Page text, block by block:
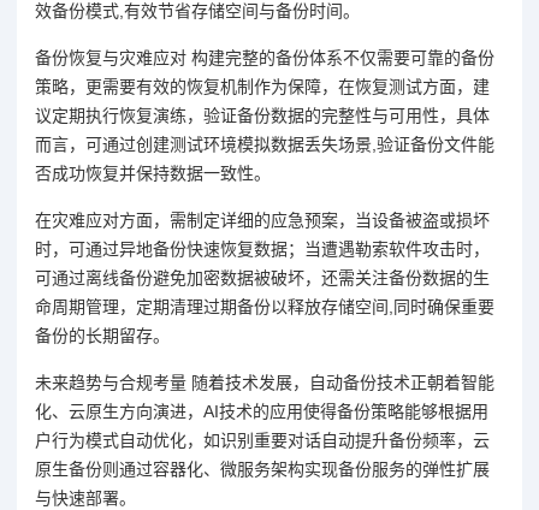
效备份模式,有效节省存储空间与备份时间。
备份恢复与灾难应对 构建完整的备份体系不仅需要可靠的备份
策略，更需要有效的恢复机制作为保障，在恢复测试方面，建
议定期执行恢复演练，验证备份数据的完整性与可用性，具体
而言，可通过创建测试环境模拟数据丢失场景,验证备份文件能
否成功恢复并保持数据一致性。
在灾难应对方面，需制定详细的应急预案，当设备被盗或损坏
时，可通过异地备份快速恢复数据；当遭遇勒索软件攻击时，
可通过离线备份避免加密数据被破坏，还需关注备份数据的生
命周期管理，定期清理过期备份以释放存储空间,同时确保重要
备份的长期留存。
未来趋势与合规考量 随着技术发展，自动备份技术正朝着智能
化、云原生方向演进，AI技术的应用使得备份策略能够根据用
户行为模式自动优化，如识别重要对话自动提升备份频率，云
原生备份则通过容器化、微服务架构实现备份服务的弹性扩展
与快速部署。